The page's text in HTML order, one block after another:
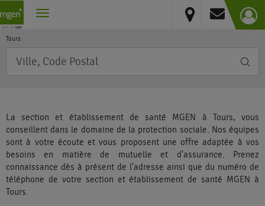
Indre-et-Loire
Tours
Vous résidez hors France métropolitaine et DOM
La section et établissement de santé MGEN à Tours, vous
conseillent dans le domaine de la protection sociale. Nos équipes
sont à votre écoute et vous proposent une offre adaptée à vos
besoins en matière de mutuelle et d'assurance. Prenez
connaissance dès à présent de l'adresse ainsi que du numéro de
téléphone de votre section et établissement de santé MGEN à
Tours.